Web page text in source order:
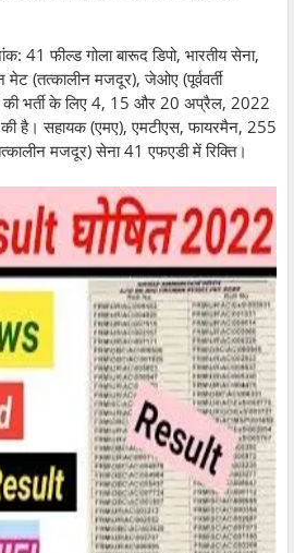
41 फील्ड गोला बारूद डिपो, भारतीय सेना,
(तत्कालीन मजदूर), जेओए (पूर्ववर्ती
की भर्ती के लिए 4, 15 और 20 अप्रैल, 2022
की है। सहायक (एमए), एमटीएस, फायरमैन, 255
मजदूर) सेना 41 एफएडी में रिक्ति।